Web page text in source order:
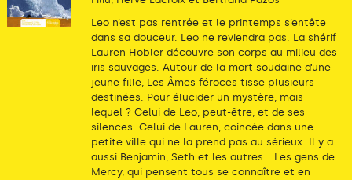
Leo n’est pas rentrée et le printemps s’entête
dans sa douceur. Leo ne reviendra pas. La shérif
Lauren Hobler découvre son corps au milieu des
iris sauvages. Autour de la mort soudaine d’une
jeune fille, Les Âmes féroces tisse plusieurs
destinées. Pour élucider un mystère, mais
lequel ? Celui de Leo, peut-être, et de ses
silences. Celui de Lauren, coincée dans une
petite ville qui ne la prend pas au sérieux. Il y a
aussi Benjamin, Seth et les autres… Les gens de
Mercy, qui pensent tous se connaître et en